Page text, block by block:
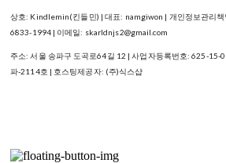
상호: Kindlemin(킨들민) | 대표: namgiwon | 개인정보관리
6833-1994 | 이메일: skarldnjs2@gmail.com
주소: 서울 송파구 도곡로64길 12 | 사업자등록번호:625-15-
파-2114호 | 호스팅제공자: (주)식스샵